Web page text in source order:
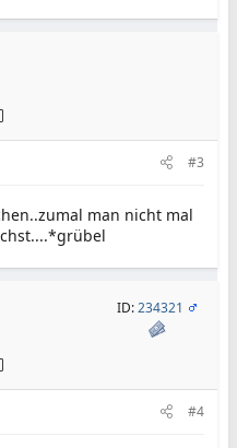
#3
man nicht mal
ID:234321
#4